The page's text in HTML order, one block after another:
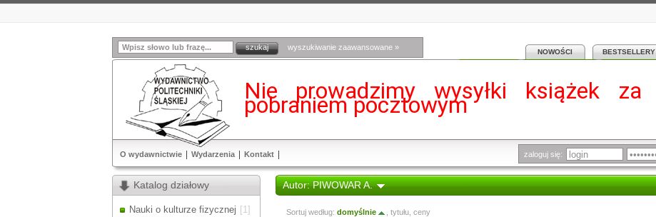
wyszukiwanie zaawansowane »
NOWOŚCI BESTSELLERY
Nie prowadzimy wysyłki książek za
pobraniem pocztowym
O wydawnictwie Wydarzenia Kontakt zaloguj się:
Katalog działowy
Nauki o kulturze fizycznej [1]
Autor: PIWOWAR A.
Sortuj według: domyślnie tytułu, ceny